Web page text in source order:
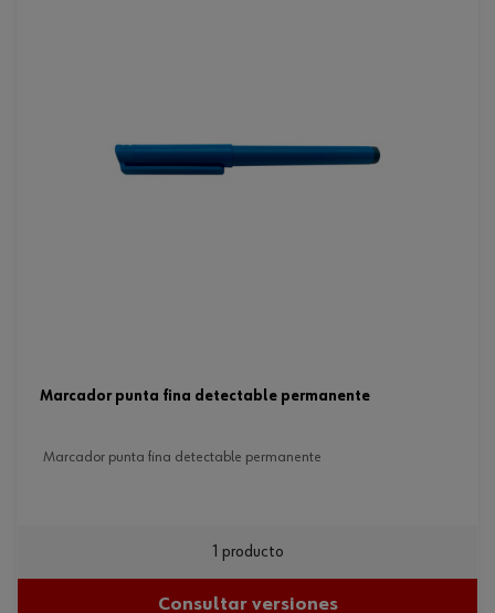
marcador punta fina detectable permanente
marcador punta fina detectable permanente
1 producto
Consultar versiones